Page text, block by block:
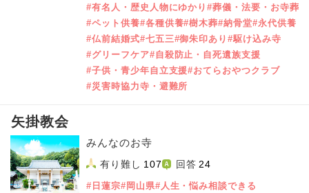
#有名人・歴史人物にゆかり#葬儀・法要・お寺葬
#ペット供養#各種供養#樹木葬#納骨堂#永代供養
#仏前結婚式#七五三#御朱印あり#駆け込み寺
#グリーフケア#自殺防止・自死遺族支援
#子供・青少年自立支援#おてらおやつクラブ
#災害時協力寺・避難所
矢掛教会
みんなのお寺
有り難し 107 回答 24
#日蓮宗#岡山県#人生・悩み相談できる